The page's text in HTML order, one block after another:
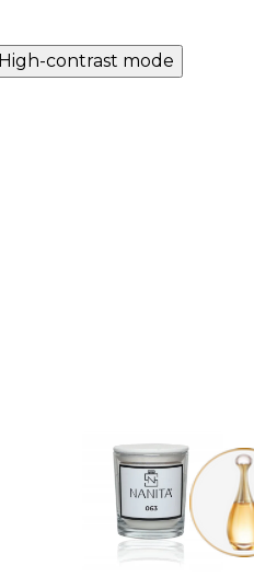
High-contrast mode